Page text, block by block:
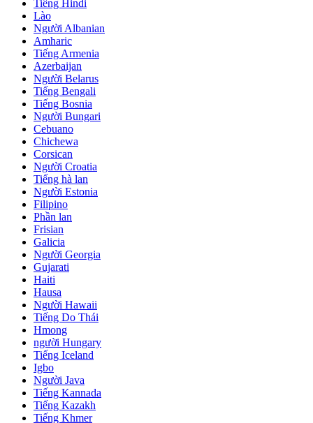
Tiếng Hindi
Lào
Người Albanian
Amharic
Tiếng Armenia
Azerbaijan
Người Belarus
Tiếng Bengali
Tiếng Bosnia
Người Bungari
Cebuano
Chichewa
Corsican
Người Croatia
Tiếng hà lan
Người Estonia
Filipino
Phần lan
Frisian
Galicia
Người Georgia
Gujarati
Haiti
Hausa
Người Hawaii
Tiếng Do Thái
Hmong
người Hungary
Tiếng Iceland
Igbo
Người Java
Tiếng Kannada
Tiếng Kazakh
Tiếng Khmer